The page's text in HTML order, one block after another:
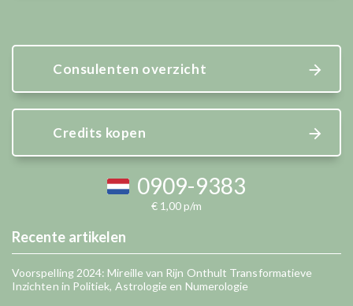
Consulenten overzicht
Credits kopen
0909-9383
€ 1,00 p/m
Recente artikelen
Voorspelling 2024: Mireille van Rijn Onthult Transformatieve
Inzichten in Politiek, Astrologie en Numerologie